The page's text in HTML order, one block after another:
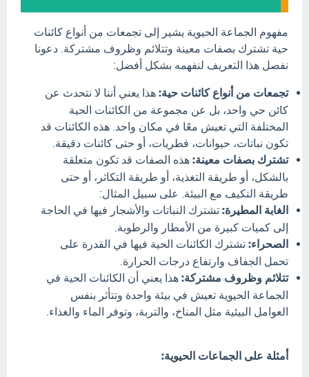
مفهوم الجماعة الحيوية يشير إلى تجمعات من أنواع كائنات
حية تشترك بصفات معينة وتتلائم وظروف مشتركة. دعونا
نفصل هذا التعريف لنفهمه بشكل أفضل:
تجمعات من أنواع كائنات حية: هذا يعني أننا لا نتحدث عن
كائن حي واحد، بل عن مجموعة من الكائنات الحية
المختلفة التي تعيش معًا في مكان واحد. هذه الكائنات قد
تكون نباتات، حيوانات، فطريات، أو حتى كائنات دقيقة.
تشترك بصفات معينة: هذه الصفات قد تكون متعلقة
بالشكل، أو طريقة التغذية، أو طريقة التكاثر، أو حتى
طريقة التكيف مع البيئة. على سبيل المثال:
الغابة المطيرة: تشترك النباتات والأشجار فيها في الحاجة
إلى كميات كبيرة من الأمطار والرطوبة.
الصحراء: تشترك الكائنات الحية فيها في القدرة على
تحمل الجفاف وارتفاع درجات الحرارة.
تتلائم وظروف مشتركة: هذا يعني أن الكائنات الحية في
الجماعة الحيوية تعيش في بيئة واحدة وتتأثر بنفس
العوامل البيئية مثل المناخ، والتربة، وتوفر الماء والغذاء.
أمثلة على الجماعات الحيوية: